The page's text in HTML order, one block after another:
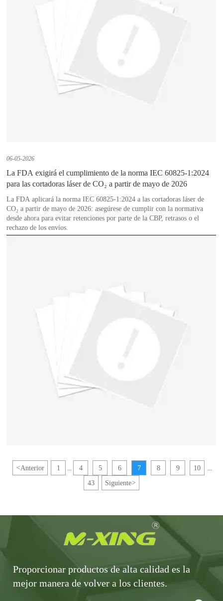
06-05-2026
La FDA exigirá el cumplimiento de la norma IEC 60825-1:2024
para las cortadoras láser de CO₂ a partir de mayo de 2026
La FDA aplicará la norma IEC 60825-1:2024 a las cortadoras láser de
CO₂ a partir de mayo de 2026: asegúrese de cumplir con la normativa
desde ahora para evitar retenciones por parte de la CBP, retrasos o el
rechazo de los envíos.
<Anterior 1 4 5 6 7 8 9 10
43 Siguiente>
Proporcionar productos de alta calidad es la
mejor manera de volver a los clientes.